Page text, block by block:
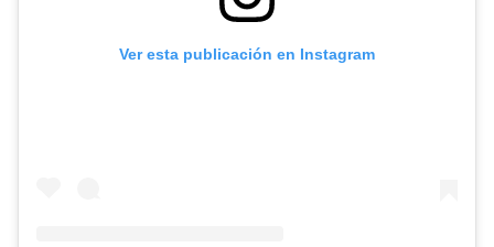
Ver esta publicación en Instagram